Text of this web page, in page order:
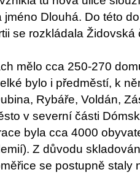
jméno Dlouhá. Do této
se rozkládala Židovská
mělo cca 250-270
bylo i předměstí, k
Rybáře, Voldán,
v severní části
byla cca 4000
Z důvodu
se postupně staly